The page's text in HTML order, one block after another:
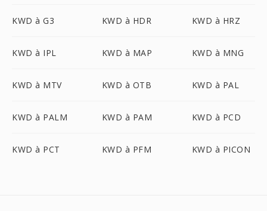
KWD à G3 KWD à HDR KWD à HRZ
KWD à IPL KWD à MAP KWD à MNG
KWD à MTV KWD à OTB KWD à PAL
KWD à PALM KWD à PAM KWD à PCD
KWD à PCT KWD à PFM KWD à PICON